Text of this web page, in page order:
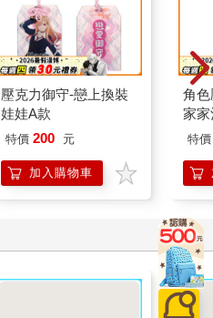
壓克力御守-戀上換裝
娃娃A款
特價 200 元
加入購物車
角
家
特價